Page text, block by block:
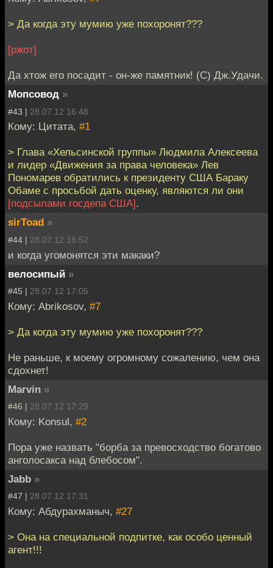
> Да когда эту мумию уже похоронят???
[ржот]
Да хтож его посадит - он-же памятник! (С) Дж.Удачи.
Мопсовод »
#43 | 28.07.12 16:48
Кому: Цитата, #1
> Глава «Хельсинской группы» Людмила Алексеева
и лидер «Движения за права человека» Лев
Пономарев обратились к президенту США Бараку
Обаме с просьбой дать оценку, являются ли они
[подсылами госдепа США].
sirToad »
#44 | 28.07.12 16:52
и когда угомонятся эти макаки?
велосипый »
#45 | 28.07.12 17:05
Кому: Abrikosov, #7
> Да когда эту мумию уже похоронят???
Не раньше, к моему огромному сожалению, чем она
сдохнет!
Marvin »
#46 | 28.07.12 17:29
Кому: Konsul, #2
Пора уже назвать "борба за превосходство богатово
анголосакса над блебосом".
Jabb »
#47 | 28.07.12 17:31
Кому: Абдурахманыч, #27
> Она на специальной подпитке, как особо ценный
агент!!!